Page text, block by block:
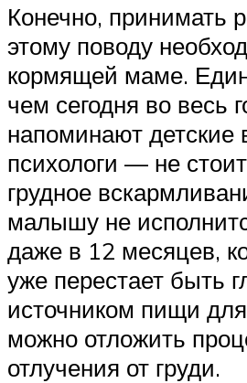
Конечно, принимать
этому поводу
кормящей маме.
чем сегодня во весь
напоминают детские
психологи — не
грудное
малышу не
даже в 12 месяцев,
уже перестает быть
источником пищи
можно отложить
отлучения от груди.